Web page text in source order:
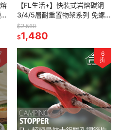
【FL生活+】快裝式岩熔碳鋼
3/4/5層耐重置物架系列 免螺
絲角鋼 展示架 層架 置物架 廚
房層架 廚房收納架 貨架
$2,560
$1,480
6
折